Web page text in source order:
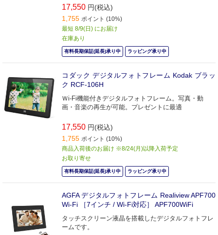
17,550 円(税込)
1,755 ポイント (10%)
最短 8/9(日) にお届け
在庫あり
有料長期保証(延長)承り中 ラッピング承り中
コダック デジタルフォトフレーム Kodak ブラッ
ク RCF-106H
Ｗi-Fi機能付きデジタルフォトフレーム。写真・動
画・音楽の再生が可能。プレゼントに最適
17,550 円(税込)
1,755 ポイント (10%)
商品入荷後のお届け ※8/24(月)以降入荷予定
お取り寄せ
有料長期保証(延長)承り中 ラッピング承り中
AGFA デジタルフォトフレーム Realiview APF700
Wi-Fi ［7インチ / Wi-Fi対応］ APF700WiFi
タッチスクリーン液晶を搭載したデジタルフォトフレ
ームです。